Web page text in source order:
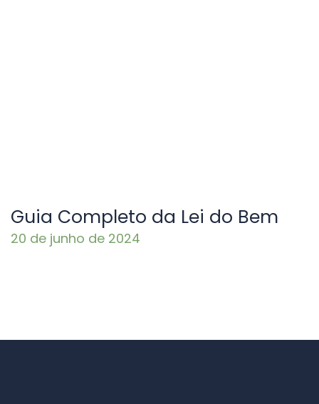
20 de junho de 2024
Guia Completo da Lei do Bem